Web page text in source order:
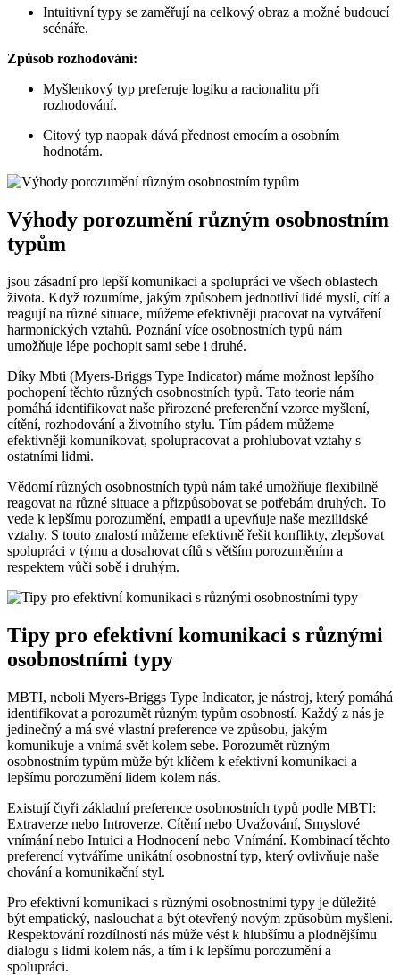
Intuitivní typy se zaměřují na celkový obraz a možné budoucí
scénáře.
Způsob rozhodování:
Myšlenkový typ preferuje logiku a racionalitu při
rozhodování.
Citový typ naopak dává přednost emocím a osobním
hodnotám.
Výhody porozumění různým osobnostním
typům
jsou zásadní pro lepší komunikaci a spolupráci ve všech oblastech
života. Když rozumíme, jakým způsobem jednotliví lidé myslí, cítí a
reagují na různé situace, můžeme efektivněji pracovat na vytváření
harmonických vztahů. Poznání více osobnostních typů nám
umožňuje lépe pochopit sami sebe i druhé.
Díky Mbti (Myers-Briggs Type Indicator) máme možnost lepšího
pochopení těchto různých osobnostních typů. Tato teorie nám
pomáhá identifikovat naše přirozené preferenční vzorce myšlení,
cítění, rozhodování a životního stylu. Tím pádem můžeme
efektivněji komunikovat, spolupracovat a prohlubovat vztahy s
ostatními lidmi.
Vědomí různých osobnostních typů nám také umožňuje flexibilně
reagovat na různé situace a přizpůsobovat se potřebám druhých. To
vede k lepšímu porozumění, empatii a upevňuje naše mezilidské
vztahy. S touto znalostí můžeme efektivně řešit konflikty, zlepšovat
spolupráci v týmu a dosahovat cílů s větším porozuměním a
respektem vůči sobě i druhým.
Tipy pro efektivní komunikaci s různými
osobnostními typy
MBTI, neboli Myers-Briggs Type Indicator, je nástroj, který pomáhá
identifikovat a porozumět různým typům osobností. Každý z nás je
jedinečný a má své vlastní preference ve způsobu, jakým
komunikuje a vnímá svět kolem sebe. Porozumět různým
osobnostním typům může být klíčem k efektivní komunikaci a
lepšímu porozumění lidem kolem nás.
Existují čtyři základní preference osobnostních typů podle MBTI:
Extraverze nebo Introverze, Cítění nebo Uvažování, Smyslové
vnímání nebo Intuici a Hodnocení nebo Vnímání. Kombinací těchto
preferencí vytváříme unikátní osobnostní typ, který ovlivňuje naše
chování a komunikační styl.
Pro efektivní komunikaci s různými osobnostními typy je důležité
být empatický, naslouchat a být otevřený novým způsobům myšlení.
Respektování rozdílností nás může vést k hlubšímu a plodnějšímu
dialogu s lidmi kolem nás, a tím i k lepšímu porozumění a
spolupráci.